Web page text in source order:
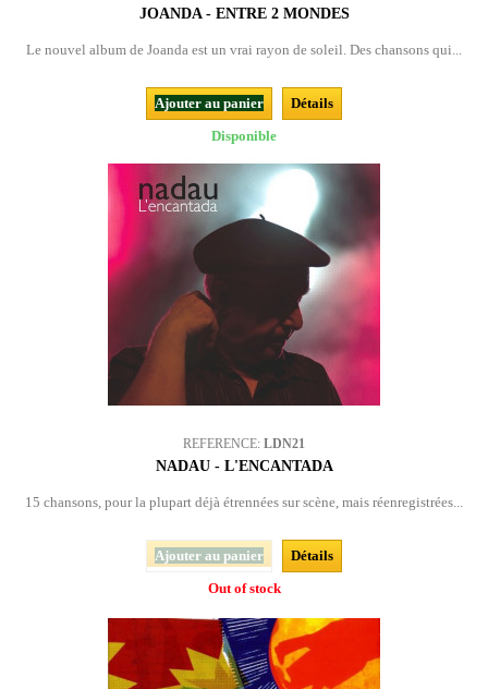
JOANDA - ENTRE 2 MONDES
Le nouvel album de Joanda est un vrai rayon de soleil. Des chansons qui...
Ajouter au panier
Détails
Disponible
REFERENCE: LDN21
NADAU - L'ENCANTADA
15 chansons, pour la plupart déjà étrennées sur scène, mais réenregistrées...
Ajouter au panier
Détails
Out of stock